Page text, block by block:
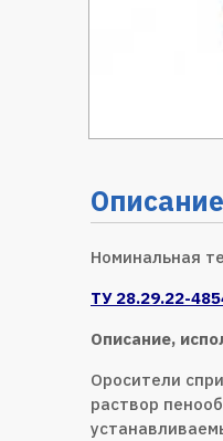
Описание
Номинальная
ТУ 28.29.22-
Описание,
Оросители
раствор